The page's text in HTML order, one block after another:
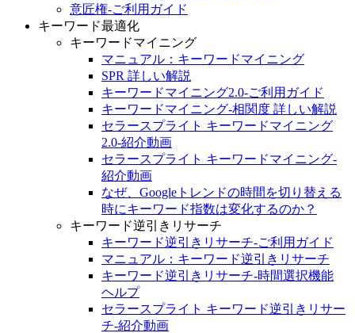
意匠権-ご利用ガイド
キーワード最適化
キーワードマイニング
マニュアル：キーワードマイニング
SPR 詳しい解説
キーワードマイニング2.0-ご利用ガイド
キーワードマイニング-相関度 詳しい解説
セラースプライト キーワードマイニング
2.0‐紹介動画
セラースプライト キーワードマイニング‐
紹介動画
なぜ、Googleトレンドの時間を切り替える
時にキーワード指数は変化するのか？
キーワード逆引きリサーチ
キーワード逆引きリサーチ-ご利用ガイド
マニュアル：キーワード逆引きリサーチ
キーワード逆引きリサーチ-時間選択機能
ヘルプ
セラースプライト キーワード逆引きリサー
チ‐紹介動画